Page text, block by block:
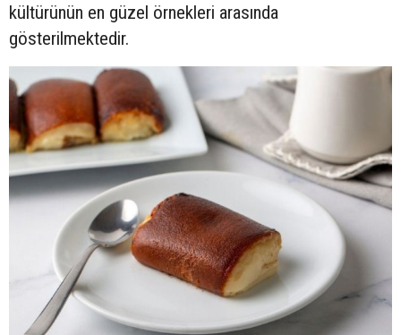
kültürünün en güzel örnekleri arasında
gösterilmektedir.